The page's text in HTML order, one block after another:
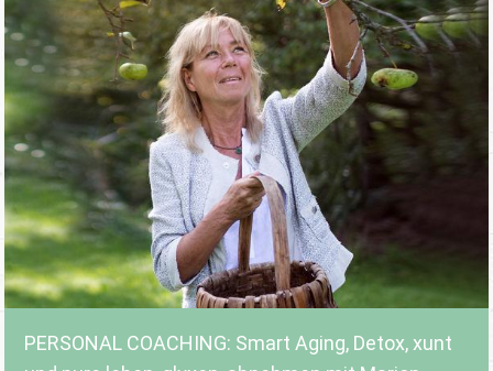
PERSONAL COACHING: Smart Aging, Detox, xunt